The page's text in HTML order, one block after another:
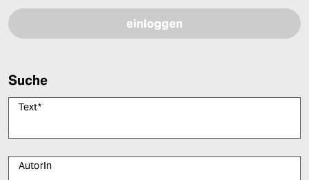
Suche
Text*
AutorIn